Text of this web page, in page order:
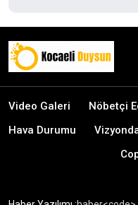
Video Galeri Nöbetçi
Hava Durumu